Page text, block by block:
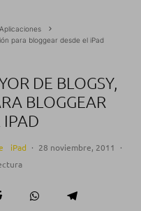
Aplicaciones
para bloggear desde el iPad
DE BLOGSY,
BLOGGEAR
IPAD
iPad · 28 noviembre, 2011
·